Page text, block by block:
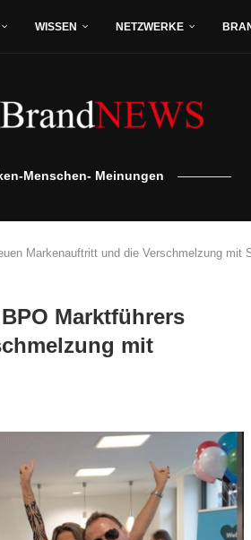
WISSEN NETZWERKE
Menschen- Meinungen
Markenauftritt und die Verschmelzung mit
Marktführers
mit